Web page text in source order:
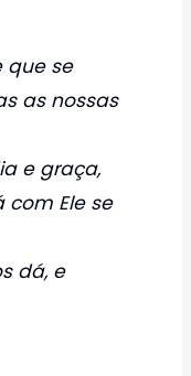
que se
as nossas
e graça,
com Ele se
dá, e